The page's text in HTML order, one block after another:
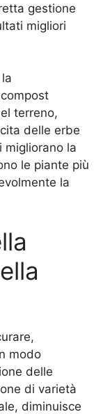
gestione
migliori
terreno,
delle erbe
migliorano la
le piante più
la
modo
delle
di varietà
diminuisce